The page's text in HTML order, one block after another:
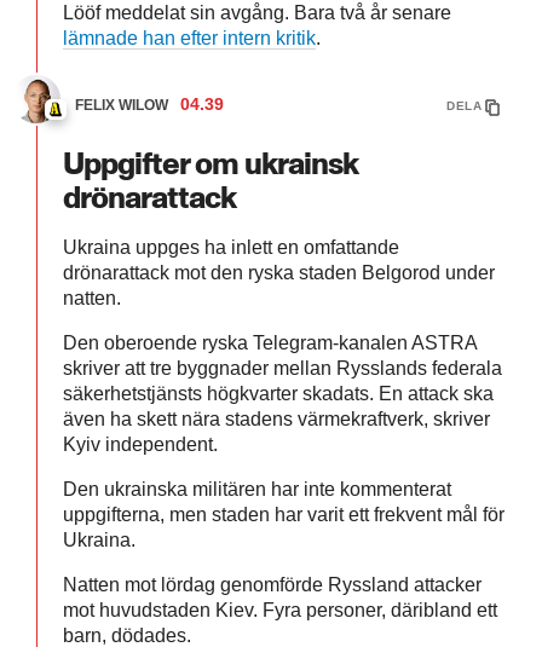
Lööf meddelat sin avgång. Bara två år senare
lämnade han efter intern kritik.
FELIX WILOW 04.39 DELA
Uppgifter om ukrainsk
drönarattack
Ukraina uppges ha inlett en omfattande
drönarattack mot den ryska staden Belgorod under
natten.
Den oberoende ryska Telegram-kanalen ASTRA
skriver att tre byggnader mellan Rysslands federala
säkerhetstjänsts högkvarter skadats. En attack ska
även ha skett nära stadens värmekraftverk, skriver
Kyiv independent.
Den ukrainska militären har inte kommenterat
uppgifterna, men staden har varit ett frekvent mål för
Ukraina.
Natten mot lördag genomförde Ryssland attacker
mot huvudstaden Kiev. Fyra personer, däribland ett
barn, dödades.